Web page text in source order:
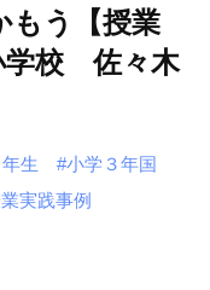
う【授業
学校 佐々木
生
#小学３年国
実践事例